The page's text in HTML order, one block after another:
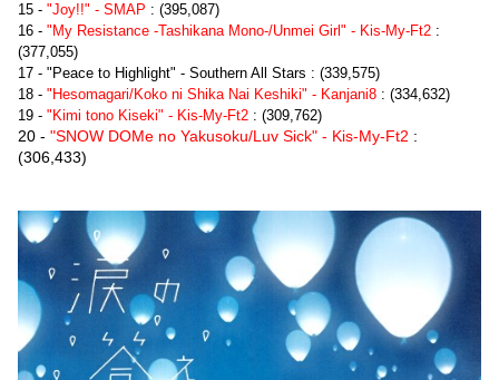
15 - "Joy!!" - SMAP : (395,087)
16 - "My Resistance -Tashikana Mono-/Unmei Girl" - Kis-My-Ft2 :
(377,055)
17 - "Peace to Highlight" - Southern All Stars : (339,575)
18 - "Hesomagari/Koko ni Shika Nai Keshiki" - Kanjani8 : (334,632)
19 - "Kimi tono Kiseki" - Kis-My-Ft2 : (309,762)
20 - "SNOW DOMe no Yakusoku/Luv Sick" - Kis-My-Ft2 :
(306,433)